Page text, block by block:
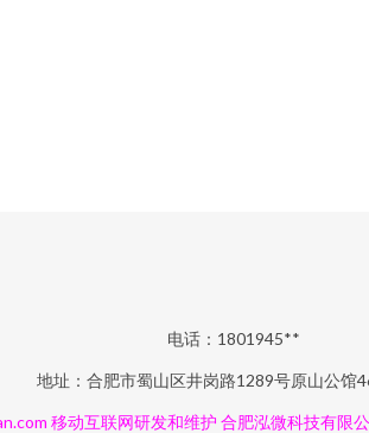
电话：1801945**
地址：合肥市蜀山区井岗路1289号原山公馆
移动互联网研发和维护 合肥泓微科技有限